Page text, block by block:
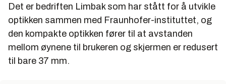
Det er bedriften Limbak som har stått for å utvikle
optikken sammen med Fraunhofer-instituttet, og
den kompakte optikken fører til at avstanden
mellom øynene til brukeren og skjermen er redusert
til bare 37 mm.